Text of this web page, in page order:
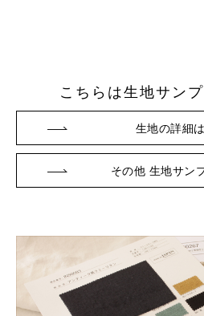
こちらは生地サン
生地の詳細
その他 生地サン